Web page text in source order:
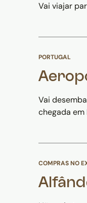
Vai viajar
PORTUGAL
Vai
chegada em
COMPRAS NO